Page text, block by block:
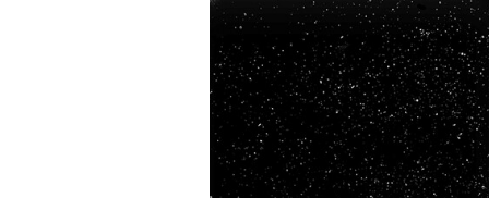
บริการรีทัชสินค้า